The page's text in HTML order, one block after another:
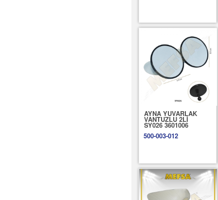
AYNA YUVARLAK
VANTUZLU 2Lİ
SY026 3601006
500-003-012